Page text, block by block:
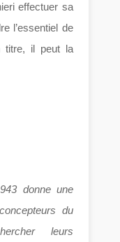
effectuer sa
l’essentiel de
titre, il peut la
donne une
du
leurs